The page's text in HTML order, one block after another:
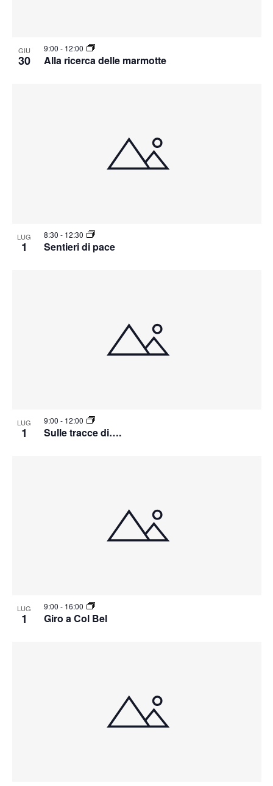
GIU
30 Alla ricerca delle marmotte
9:00 - 12:00
LUG
1 Sentieri di pace
8:30 - 12:30
LUG
1 Sulle tracce di….
9:00 - 12:00
LUG
1 Giro a Col Bel
9:00 - 16:00